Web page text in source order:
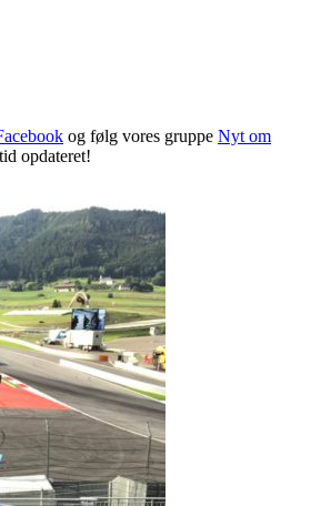
og følg vores gruppe Nyt om
opdateret!